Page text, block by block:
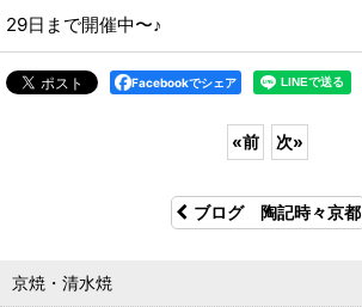
29日まで開催中〜♪
Facebookでシェア
«前 次»
ブログ 陶記時々京都
京焼・清水焼